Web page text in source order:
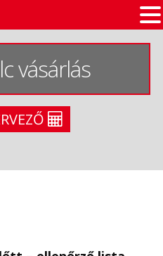
vásárlás